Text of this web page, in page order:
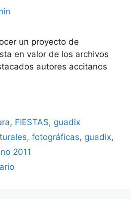
un proyecto de
en valor de los archivos
autores accitanos
, FIESTAS, guadix
,fotográficas, guadix,
2011